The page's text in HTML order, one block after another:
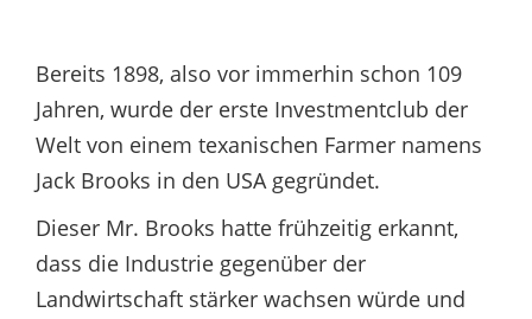
Bereits 1898, also vor immerhin schon 109
Jahren, wurde der erste Investmentclub der
Welt von einem texanischen Farmer namens
Jack Brooks in den USA gegründet.
Dieser Mr. Brooks hatte frühzeitig erkannt,
dass die Industrie gegenüber der
Landwirtschaft stärker wachsen würde und